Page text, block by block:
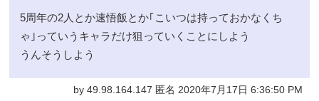
5周年の2人とか速悟飯とか｢こいつは持っておかなくち
ゃ｣っていうキャラだけ狙っていくことにしよう
うんそうしよう
by 49.98.164.147 匿名 2020年7月17日 6:36:50 PM